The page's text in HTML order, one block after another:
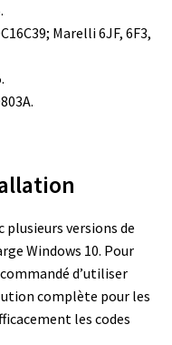
Marelli 6JF, 6F3,
plusieurs versions de
Windows 10. Pour
d’utiliser
complète pour les
les codes